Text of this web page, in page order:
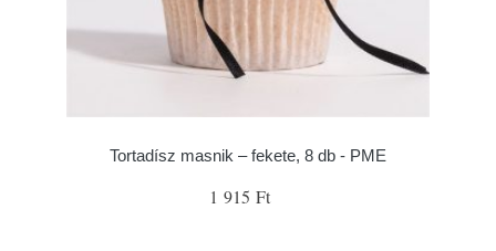
Tortadísz masnik – fekete, 8 db - PME
1 915 Ft